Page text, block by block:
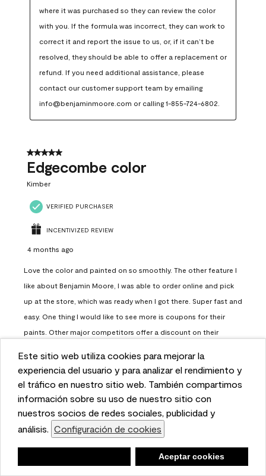
This website uses cookies to enhance user experience
and to analyze performance and traffic on our website.
We also share information about your use of our site
with our social media, advertising, and analytics
partners. Cookie Settings
Accept Cookies
Este sitio web utiliza cookies para mejorar la
experiencia del usuario y para analizar el rendimiento y
el tráfico en nuestro sitio web. También compartimos
información sobre su uso de nuestro sitio con
nuestros socios de redes sociales, publicidad y
análisis. Configuración de cookies
Aceptar cookies
where it was purchased so they can review the color
with you. If the formula was incorrect, they can work to
correct it and report the issue to us, or, if it can’t be
resolved, they should be able to offer a replacement or
refund. If you need additional assistance, please
contact our customer support team by emailing
info@benjaminmoore.com or calling 1-855-724-6802.
5 out of 5 stars.
Edgecombe color
Kimber
VERIFIED PURCHASER
INCENTIVIZED REVIEW
4 months ago
Love the color and painted on so smoothly. The other feature I
like about Benjamin Moore, I was able to order online and pick
up at the store, which was ready when I got there. Super fast and
easy. One thing I would like to see more is coupons for their
paints. Other major competitors offer a discount on their
Helpful? (0 (0) Report
Load More